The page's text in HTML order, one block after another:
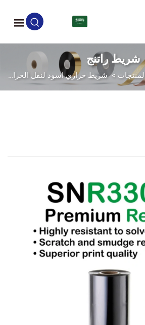
شريط راتنج
>شريط حراري اسود لنقل الحرارة